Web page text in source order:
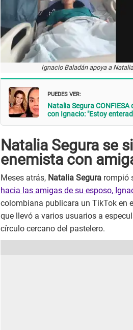
Ignacio Baladán apoya a
PUEDES VER:
Natalia Segura
con Ignacio: "Estoy
Natalia Segura se
enemista con
Meses atrás, Natalia Segura rompió
hacia las amigas de su esposo,
colombiana publicara un TikTok en
que llevó a varios usuarios a
círculo cercano del pastelero.